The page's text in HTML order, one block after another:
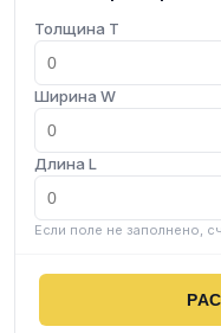
Толщина T
Ширина W
Длина L
Если поле не заполнено,